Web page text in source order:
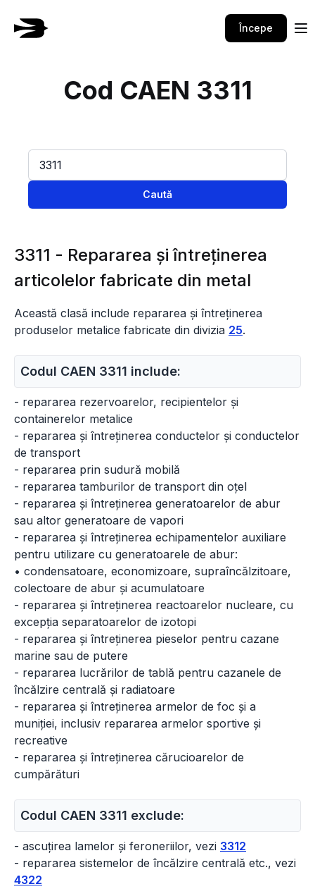
Începe
Cod CAEN 3311
Caută
3311 - Repararea şi întreţinerea
articolelor fabricate din metal
Această clasă include repararea și întreținerea
produselor metalice fabricate din divizia 25.
Codul CAEN 3311 include:
- repararea rezervoarelor, recipientelor și
containerelor metalice
- repararea și întreținerea conductelor și conductelor
de transport
- repararea prin sudură mobilă
- repararea tamburilor de transport din oțel
- repararea și întreținerea generatoarelor de abur
sau altor generatoare de vapori
- repararea și întreținerea echipamentelor auxiliare
pentru utilizare cu generatoarele de abur:
• condensatoare, economizoare, supraîncălzitoare,
colectoare de abur și acumulatoare
- repararea și întreținerea reactoarelor nucleare, cu
excepția separatoarelor de izotopi
- repararea și întreținerea pieselor pentru cazane
marine sau de putere
- repararea lucrărilor de tablă pentru cazanele de
încălzire centrală și radiatoare
- repararea și întreținerea armelor de foc și a
muniției, inclusiv repararea armelor sportive și
recreative
- repararea și întreținerea cărucioarelor de
cumpărături
Codul CAEN 3311 exclude:
- ascuțirea lamelor și feroneriilor, vezi 3312
- repararea sistemelor de încălzire centrală etc., vezi
4322